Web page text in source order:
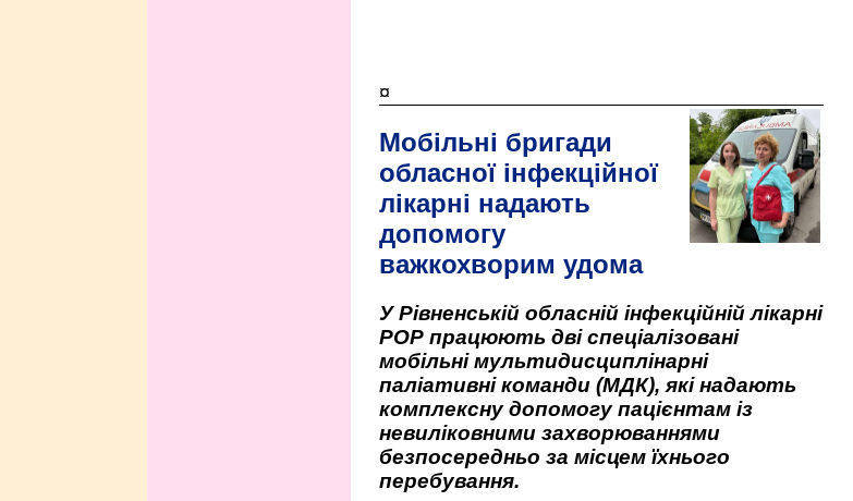
¤
Мобільні бригади
обласної інфекційної
лікарні надають
допомогу
важкохворим удома
У Рівненській обласній інфекційній лікарні
РОР працюють дві спеціалізовані
мобільні мультидисциплінарні
паліативні команди (МДК), які надають
комплексну допомогу пацієнтам із
невиліковними захворюваннями
безпосередньо за місцем їхнього
перебування.